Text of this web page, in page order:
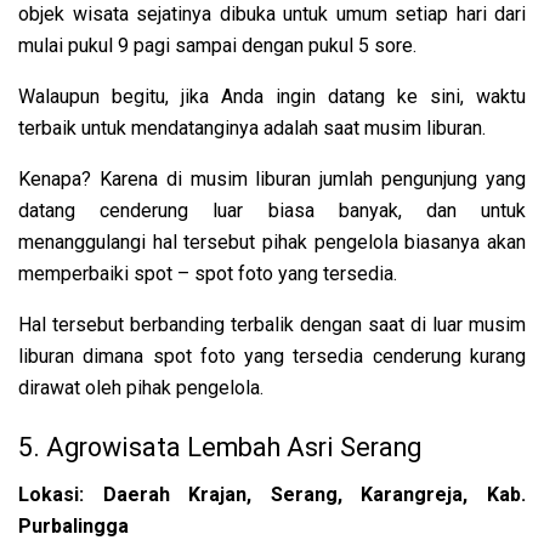
objek wisata sejatinya dibuka untuk umum setiap hari dari
mulai pukul 9 pagi sampai dengan pukul 5 sore.
Walaupun begitu, jika Anda ingin datang ke sini, waktu
terbaik untuk mendatanginya adalah saat musim liburan.
Kenapa? Karena di musim liburan jumlah pengunjung yang
datang cenderung luar biasa banyak, dan untuk
menanggulangi hal tersebut pihak pengelola biasanya akan
memperbaiki spot – spot foto yang tersedia.
Hal tersebut berbanding terbalik dengan saat di luar musim
liburan dimana spot foto yang tersedia cenderung kurang
dirawat oleh pihak pengelola.
5. Agrowisata Lembah Asri Serang
Lokasi: Daerah Krajan, Serang, Karangreja, Kab.
Purbalingga